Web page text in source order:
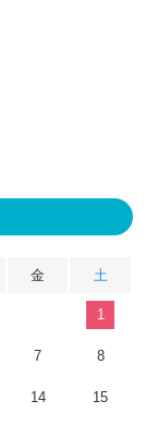
金 土
1
7 8
14 15